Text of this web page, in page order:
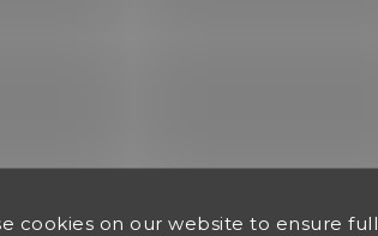
cookies on our website to ensure full